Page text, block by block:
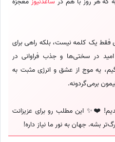
فقط یک کلمه نیست، بلکه راهی برای
امید در سختی‌ها و جذب فراوانی در
یه موج از عشق و انرژی مثبت به
برمی‌گردونه.
❤️✨ این مطلب رو برای عزیزانت
بشه. جهان به نور ما نیاز داره!